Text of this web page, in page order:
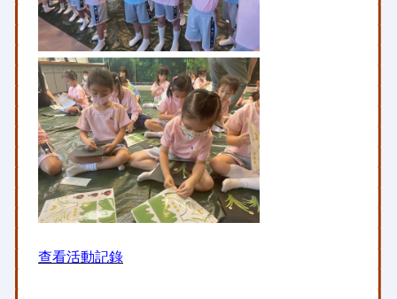
查看活動記錄